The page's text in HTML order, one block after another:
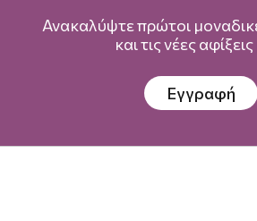
Ανακαλύψτε πρώτοι
και τις νέες
Εγγραφή